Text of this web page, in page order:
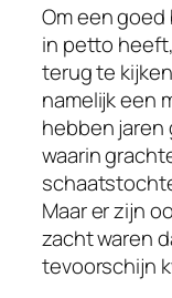
Om een
in petto
terug te
namelijk een
hebben jaren
waarin
Maar er zijn
zacht waren
tevoorschijn